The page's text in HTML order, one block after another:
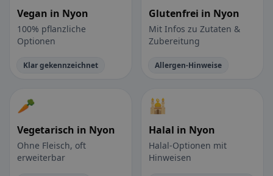
Vegan in Nyon
100% pflanzliche
Optionen
Klar gekennzeichnet
Glutenfrei in Nyon
Mit Infos zu Zutaten &
Zubereitung
Allergen-Hinweise
🥕
Vegetarisch in Nyon
Ohne Fleisch, oft
erweiterbar
🕌
Halal in Nyon
Halal-Optionen mit
Hinweisen